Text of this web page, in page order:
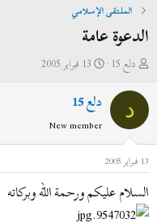
الملتقى الإسلامي
الدعوة عامة
ب
ئ
ل
م
و
ض
دلع 15
ت
ر
ي
ل
ب
د
13 فبراير 2005
د دلع 15
New member
13 فبراير 2005
السلام عليكم ورحمة الله وبركاته